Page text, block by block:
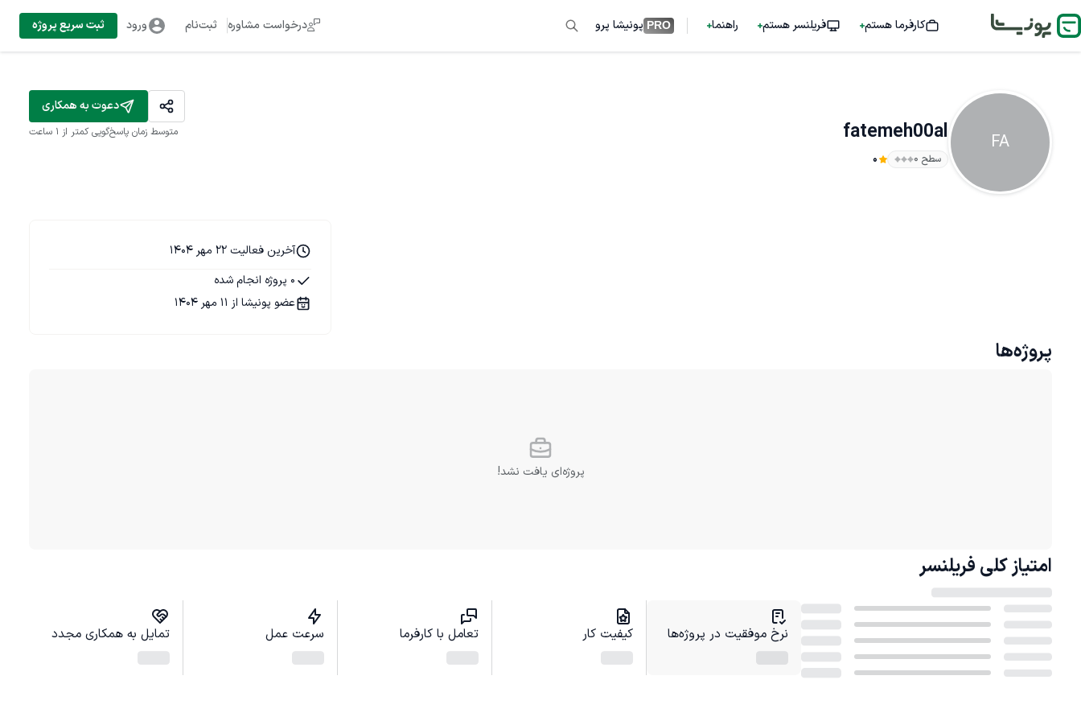
کارفرما هستم فریلنسر هستم راهنما PRO پونیشا پرو درخواست مشاوره ثبت‌نام ورود ثبت سریع پروژه
FA
fatemeh00al
سطح ۰ 0
دعوت به همکاری
متوسط زمان پاسخ‌گویی کمتر از 1 ساعت
آخرین فعالیت 22 مهر 1404
0 پروژه انجام شده
عضو پونیشا از 11 مهر 1404
پروژه‌ها
پروژه‌ای یافت نشد!
امتیاز کلی فریلنسر
نرخ موفقیت در پروژه‌ها کیفیت کار تعامل با کارفرما سرعت عمل تمایل به همکاری مجدد